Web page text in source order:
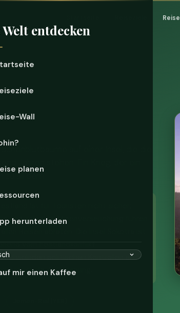
entdecken
Wall
planen
herunterladen
mir einen Kaffee
auf einer Insel, die die
Jahren stehen. Ein Krieg, der ein
all dem.
ist für Touristen nicht sicher;
und schwere Minenverseuchung führen
Reisen abraten. Die Insel Sokotra ist
vom Festlandkonflikt
politischen Kontrollen ab
pauschale Zustimmung.